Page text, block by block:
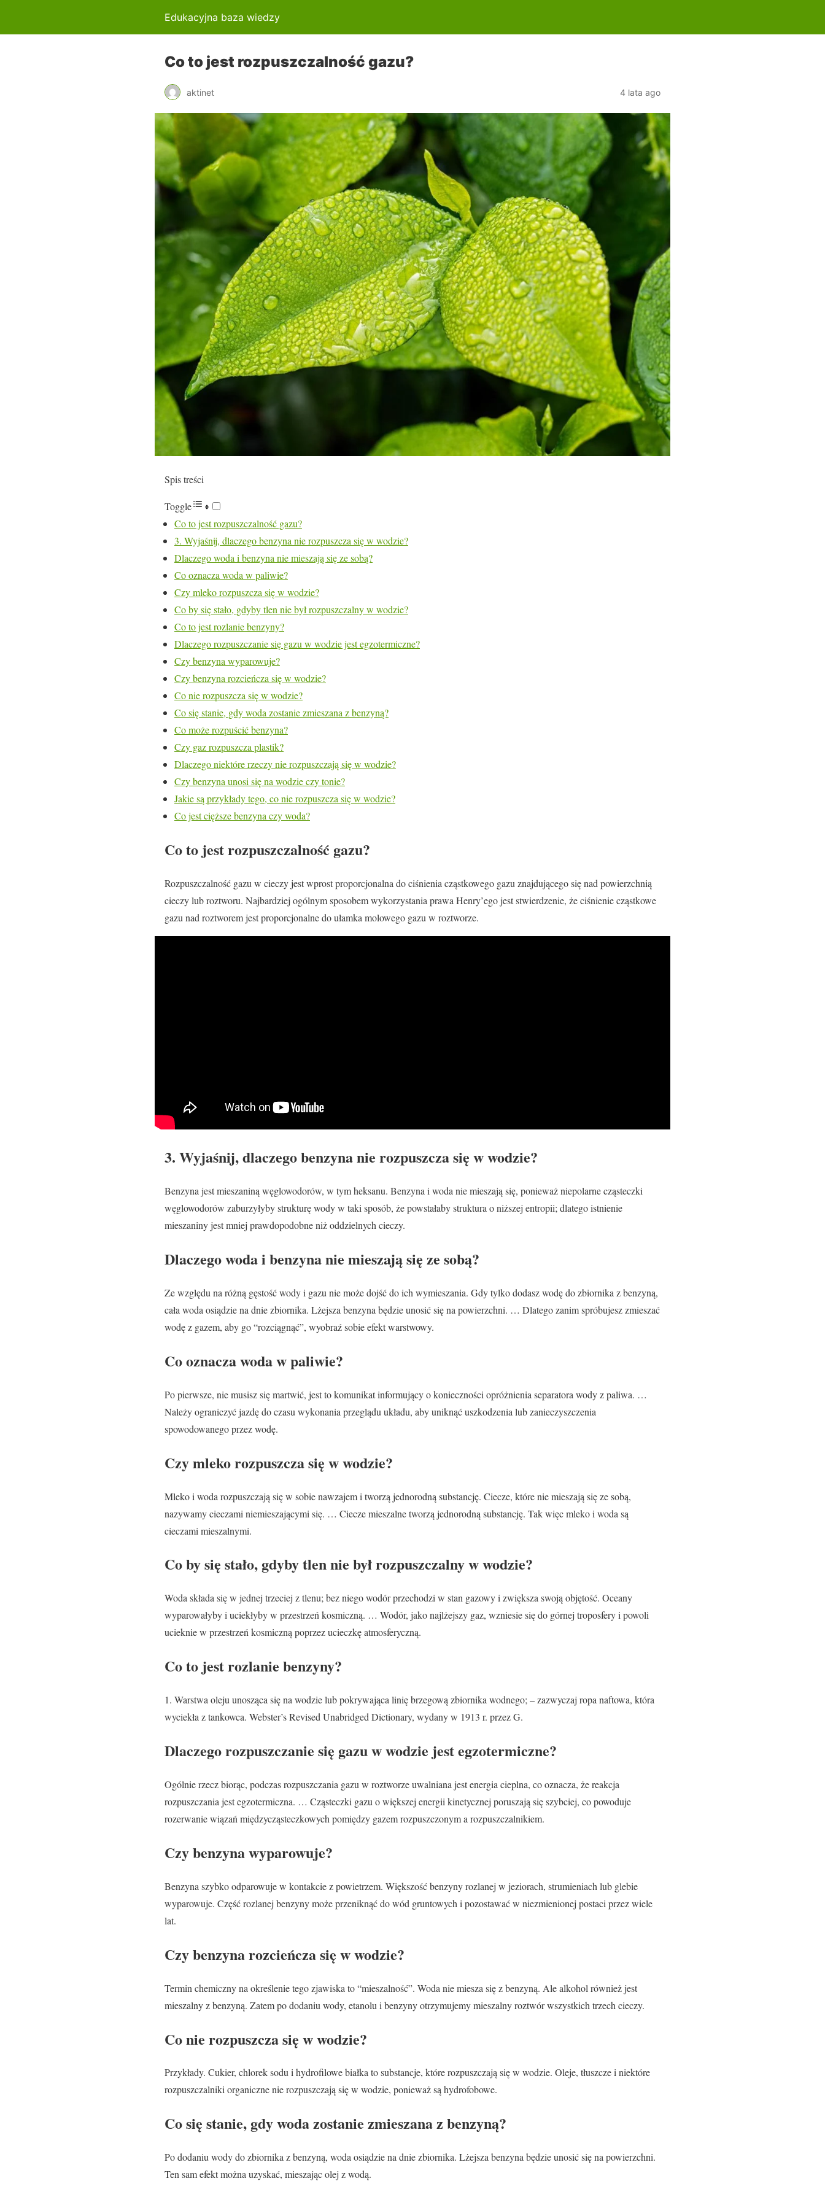
Edukacyjna baza wiedzy
Co to jest rozpuszczalność gazu?
aktinet 4 lata ago
Spis treści
Toggle
Co to jest rozpuszczalność gazu?
3. Wyjaśnij, dlaczego benzyna nie rozpuszcza się w wodzie?
Dlaczego woda i benzyna nie mieszają się ze sobą?
Co oznacza woda w paliwie?
Czy mleko rozpuszcza się w wodzie?
Co by się stało, gdyby tlen nie był rozpuszczalny w wodzie?
Co to jest rozlanie benzyny?
Dlaczego rozpuszczanie się gazu w wodzie jest egzotermiczne?
Czy benzyna wyparowuje?
Czy benzyna rozcieńcza się w wodzie?
Co nie rozpuszcza się w wodzie?
Co się stanie, gdy woda zostanie zmieszana z benzyną?
Co może rozpuścić benzyna?
Czy gaz rozpuszcza plastik?
Dlaczego niektóre rzeczy nie rozpuszczają się w wodzie?
Czy benzyna unosi się na wodzie czy tonie?
Jakie są przykłady tego, co nie rozpuszcza się w wodzie?
Co jest cięższe benzyna czy woda?
Co to jest rozpuszczalność gazu?
Rozpuszczalność gazu w cieczy jest wprost proporcjonalna do ciśnienia cząstkowego gazu znajdującego się nad powierzchnią
cieczy lub roztworu. Najbardziej ogólnym sposobem wykorzystania prawa Henry’ego jest stwierdzenie, że ciśnienie cząstkowe
gazu nad roztworem jest proporcjonalne do ułamka molowego gazu w roztworze.
3. Wyjaśnij, dlaczego benzyna nie rozpuszcza się w wodzie?
Benzyna jest mieszaniną węglowodorów, w tym heksanu. Benzyna i woda nie mieszają się, ponieważ niepolarne cząsteczki
węglowodorów zaburzyłyby strukturę wody w taki sposób, że powstałaby struktura o niższej entropii; dlatego istnienie
mieszaniny jest mniej prawdopodobne niż oddzielnych cieczy.
Dlaczego woda i benzyna nie mieszają się ze sobą?
Ze względu na różną gęstość wody i gazu nie może dojść do ich wymieszania. Gdy tylko dodasz wodę do zbiornika z benzyną,
cała woda osiądzie na dnie zbiornika. Lżejsza benzyna będzie unosić się na powierzchni. … Dlatego zanim spróbujesz zmieszać
wodę z gazem, aby go “rozciągnąć”, wyobraź sobie efekt warstwowy.
Co oznacza woda w paliwie?
Po pierwsze, nie musisz się martwić, jest to komunikat informujący o konieczności opróżnienia separatora wody z paliwa. …
Należy ograniczyć jazdę do czasu wykonania przeglądu układu, aby uniknąć uszkodzenia lub zanieczyszczenia
spowodowanego przez wodę.
Czy mleko rozpuszcza się w wodzie?
Mleko i woda rozpuszczają się w sobie nawzajem i tworzą jednorodną substancję. Ciecze, które nie mieszają się ze sobą,
nazywamy cieczami niemieszającymi się. … Ciecze mieszalne tworzą jednorodną substancję. Tak więc mleko i woda są
cieczami mieszalnymi.
Co by się stało, gdyby tlen nie był rozpuszczalny w wodzie?
Woda składa się w jednej trzeciej z tlenu; bez niego wodór przechodzi w stan gazowy i zwiększa swoją objętość. Oceany
wyparowałyby i uciekłyby w przestrzeń kosmiczną. … Wodór, jako najlżejszy gaz, wzniesie się do górnej troposfery i powoli
ucieknie w przestrzeń kosmiczną poprzez ucieczkę atmosferyczną.
Co to jest rozlanie benzyny?
1. Warstwa oleju unosząca się na wodzie lub pokrywająca linię brzegową zbiornika wodnego; – zazwyczaj ropa naftowa, która
wyciekła z tankowca. Webster’s Revised Unabridged Dictionary, wydany w 1913 r. przez G.
Dlaczego rozpuszczanie się gazu w wodzie jest egzotermiczne?
Ogólnie rzecz biorąc, podczas rozpuszczania gazu w roztworze uwalniana jest energia cieplna, co oznacza, że reakcja
rozpuszczania jest egzotermiczna. … Cząsteczki gazu o większej energii kinetycznej poruszają się szybciej, co powoduje
rozerwanie wiązań międzycząsteczkowych pomiędzy gazem rozpuszczonym a rozpuszczalnikiem.
Czy benzyna wyparowuje?
Benzyna szybko odparowuje w kontakcie z powietrzem. Większość benzyny rozlanej w jeziorach, strumieniach lub glebie
wyparowuje. Część rozlanej benzyny może przeniknąć do wód gruntowych i pozostawać w niezmienionej postaci przez wiele
lat.
Czy benzyna rozcieńcza się w wodzie?
Termin chemiczny na określenie tego zjawiska to “mieszalność”. Woda nie miesza się z benzyną. Ale alkohol również jest
mieszalny z benzyną. Zatem po dodaniu wody, etanolu i benzyny otrzymujemy mieszalny roztwór wszystkich trzech cieczy.
Co nie rozpuszcza się w wodzie?
Przykłady. Cukier, chlorek sodu i hydrofilowe białka to substancje, które rozpuszczają się w wodzie. Oleje, tłuszcze i niektóre
rozpuszczalniki organiczne nie rozpuszczają się w wodzie, ponieważ są hydrofobowe.
Co się stanie, gdy woda zostanie zmieszana z benzyną?
Po dodaniu wody do zbiornika z benzyną, woda osiądzie na dnie zbiornika. Lżejsza benzyna będzie unosić się na powierzchni.
Ten sam efekt można uzyskać, mieszając olej z wodą.